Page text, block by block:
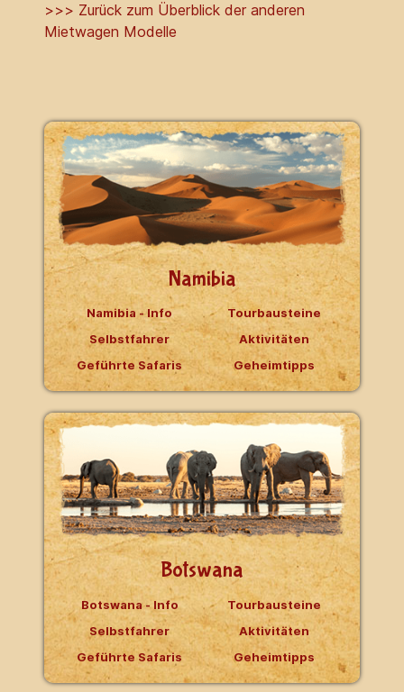
>>> Zurück zum Überblick der anderen
Mietwagen Modelle
Namibia
Namibia - Info
Selbstfahrer
Geführte Safaris
Tourbausteine
Aktivitäten
Geheimtipps
Botswana
Botswana - Info
Selbstfahrer
Geführte Safaris
Tourbausteine
Aktivitäten
Geheimtipps